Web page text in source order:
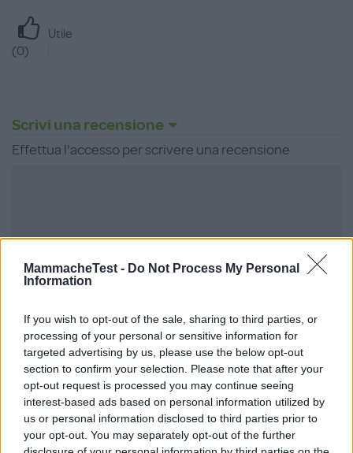
MammacheTest - Do Not Process My Personal
Information
If you wish to opt-out of the sale, sharing to third parties, or
processing of your personal or sensitive information for
targeted advertising by us, please use the below opt-out
section to confirm your selection. Please note that after your
opt-out request is processed you may continue seeing
interest-based ads based on personal information utilized by
us or personal information disclosed to third parties prior to
your opt-out. You may separately opt-out of the further
Utile
(0)
Scrivi una recensione
Effettua l'accesso per scrivere una recensione
MammacheTest?
LOGIN